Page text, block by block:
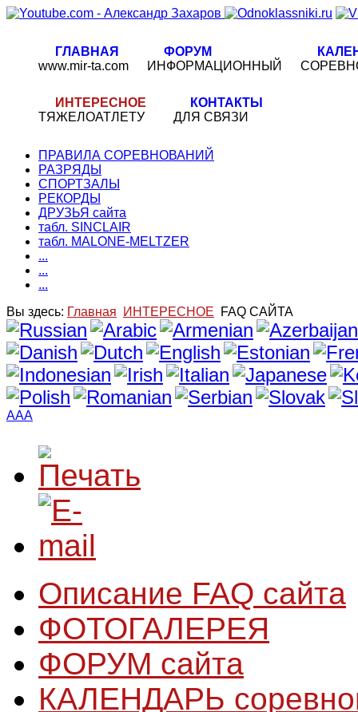
ГЛАВНАЯ
www.mir-ta.com
ФОРУМ
ИНФОРМАЦИОННЫЙ
ИНТЕРЕСНОЕ
ТЯЖЕЛОАТЛЕТУ
КОНТАКТЫ
ДЛЯ СВЯЗИ
ПРАВИЛА СОРЕВНОВАНИЙ
РАЗРЯДЫ
СПОРТЗАЛЫ
РЕКОРДЫ
ДРУЗЬЯ сайта
табл. SINCLAIR
табл. MALONE-MELTZER
...
...
...
Вы здесь: Главная ИНТЕРЕСНОЕ FAQ САЙТА
AAA
Описание FAQ сайта
ФОТОГАЛЕРЕЯ
ФОРУМ сайта
КАЛЕНДАРЬ